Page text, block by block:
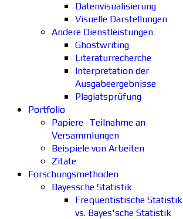
Datenvisualisierung
Visuelle Darstellungen
Andere Dienstleistungen
Ghostwriting
Literaturrecherche
Interpretation der
Ausgabeergebnisse
Plagiatsprüfung
Portfolio
Papiere -Teilnahme an
Versammlungen
Beispiele von Arbeiten
Zitate
Forschungsmethoden
Bayessche Statistik
Frequentistische Statistik
vs. Bayes'sche Statistik